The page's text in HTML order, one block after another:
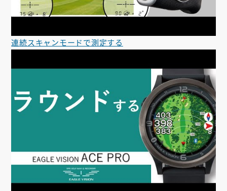
連続スキャンモードで測定する